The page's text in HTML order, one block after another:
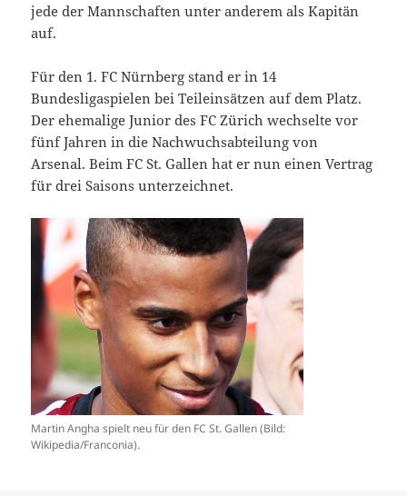
jede der Mannschaften unter anderem als Kapitän
auf.
Für den 1. FC Nürnberg stand er in 14
Bundesligaspielen bei Teileinsätzen auf dem Platz.
Der ehemalige Junior des FC Zürich wechselte vor
fünf Jahren in die Nachwuchsabteilung von
Arsenal. Beim FC St. Gallen hat er nun einen Vertrag
für drei Saisons unterzeichnet.
Martin Angha spielt neu für den FC St. Gallen (Bild:
Wikipedia/Franconia).